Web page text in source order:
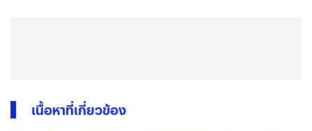
เนื้อหาที่เกี่ยวข้อง